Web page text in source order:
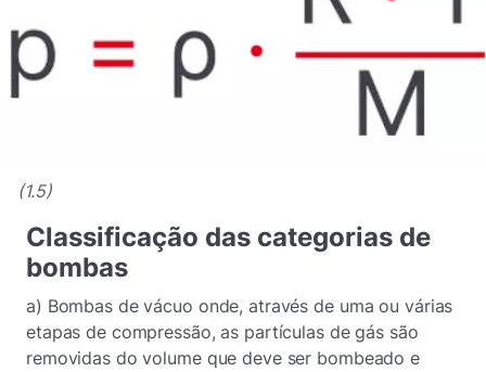
(1.5)
Classificação das categorias de
bombas
a) Bombas de vácuo onde, através de uma ou várias
etapas de compressão, as partículas de gás são
removidas do volume que deve ser bombeado e